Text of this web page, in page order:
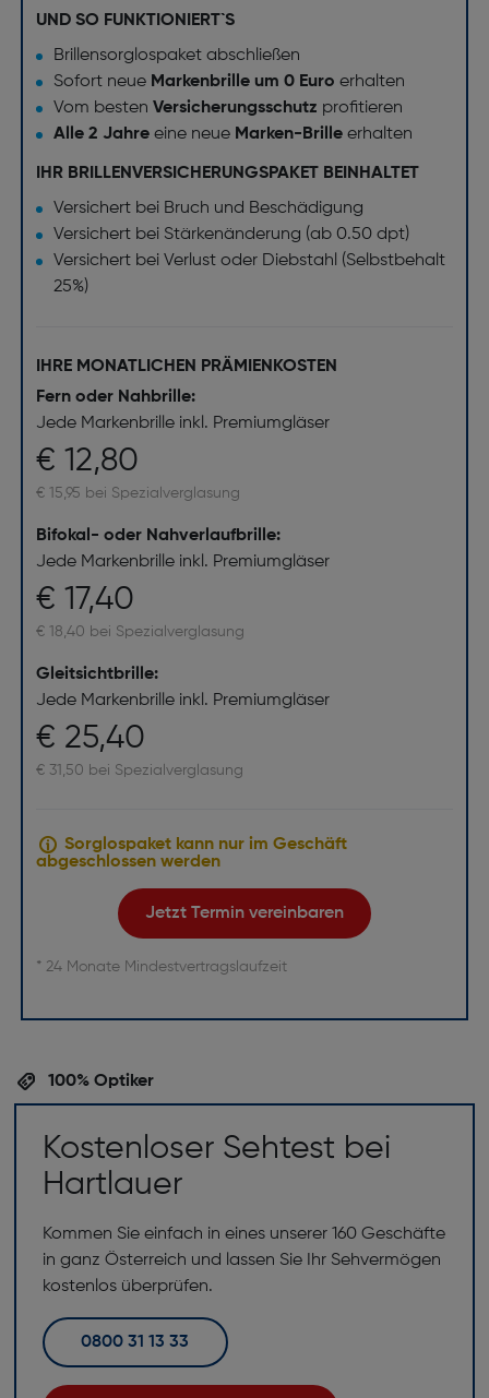
UND SO FUNKTIONIERT`S
Brillensorglospaket abschließen
Sofort neue Markenbrille um 0 Euro erhalten
Vom besten Versicherungsschutz profitieren
Alle 2 Jahreeine neue Marken-Brille erhalten
IHR BRILLENVERSICHERUNGSPAKET BEINHALTET
Versichert bei Bruch und Beschädigung
Versichert bei Stärkenänderung (ab 0.50 dpt)
Versichert bei Verlust oder Diebstahl (Selbstbehalt
25%)
IHRE MONATLICHEN PRÄMIENKOSTEN
Fern oder Nahbrille:
Jede Markenbrille inkl. Premiumgläser
€ 12,80
€ 15,95 bei Spezialverglasung
Bifokal- oder Nahverlaufbrille:
Jede Markenbrille inkl. Premiumgläser
€ 17,40
€ 18,40 bei Spezialverglasung
Gleitsichtbrille:
Jede Markenbrille inkl. Premiumgläser
€ 25,40
€ 31,50 bei Spezialverglasung
Sorglospaket kann nur im Geschäft
abgeschlossen werden
Jetzt Termin vereinbaren
* 24 Monate Mindestvertragslaufzeit
100% Optiker
Kostenloser Sehtest bei
Hartlauer
Kommen Sie einfach in eines unserer 160 Geschäfte
in ganz Österreich und lassen Sie Ihr Sehvermögen
kostenlos überprüfen.
0800 31 13 33